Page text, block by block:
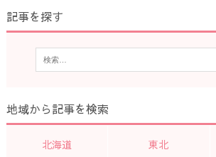
記事を探す
地域から記事を検索
北海道 東北